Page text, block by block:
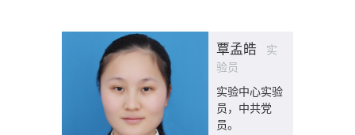
覃孟皓
实
验员
实验中心实验
员，中共党
员。